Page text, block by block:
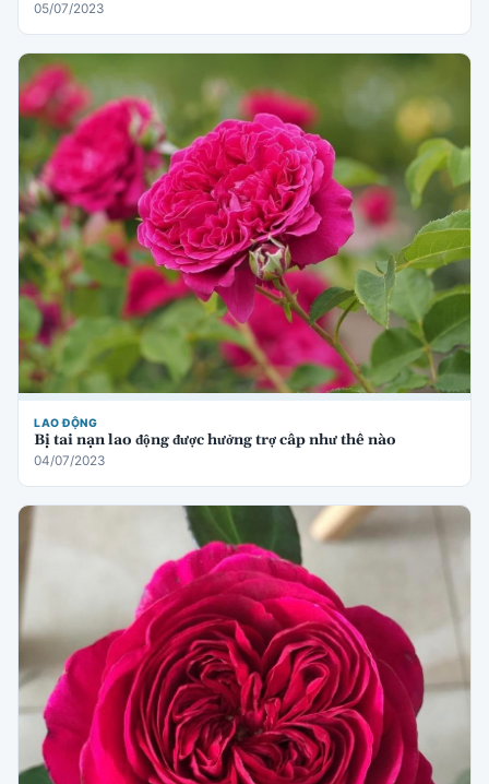
05/07/2023
LAO ĐỘNG
Bị tai nạn lao động được hưởng trợ cấp như thế nào
04/07/2023